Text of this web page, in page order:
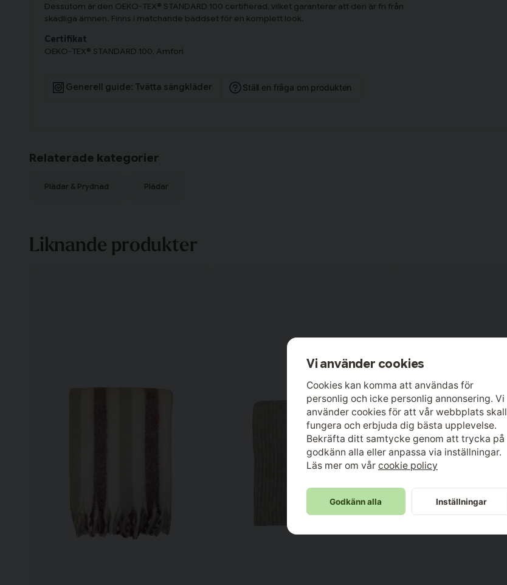
Dessutom är den OEKO-TEX® STANDARD 100 certifierad, vilket garanterar att den är fri från
skadliga ämnen. Finns i matchande bäddset för en komplett look.
Certifikat
OEKO-TEX® STANDARD 100, Amfori
Generell guide: Tvätta sängkläder Ställ en fråga om produkten
Relaterade kategorier
Plädar & Prydnad Plädar
Liknande produkter
Vi använder cookies
Cookies kan komma att användas för
personlig och icke personlig annonsering. Vi
använder cookies för att vår webbplats skall
fungera och erbjuda dig bästa upplevelse.
Bekräfta ditt samtycke genom att trycka på
godkänn alla eller anpassa via inställningar.
Läs mer om vår cookie policy
Godkänn alla Inställningar